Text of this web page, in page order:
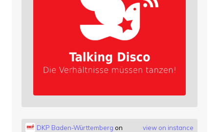
view on instance
DKP Baden-Württemberg on